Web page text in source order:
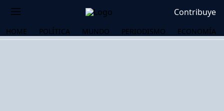
Contribuye
HOME POLÍTICA MUNDO PERIODISMO ECONOMÍA